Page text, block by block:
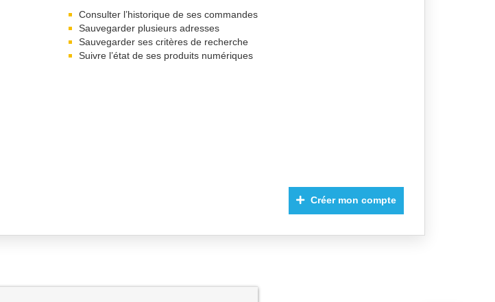
Consulter l’historique de ses commandes
Sauvegarder plusieurs adresses
Sauvegarder ses critères de recherche
Suivre l’état de ses produits numériques
Créer mon compte